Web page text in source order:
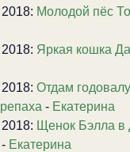
2018: Молодой пёс
2018: Яркая кошка
2018: Отдам
- Екатерина
2018: Щенок Бэлла в
- Екатерина